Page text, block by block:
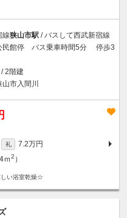
線狭山市駅 / バスして西武新宿線
民館停 バス乗車時間5分 停歩3
2階建
市入間川
礼
7.2万円
ｍ2 ）
い浴室乾燥☆